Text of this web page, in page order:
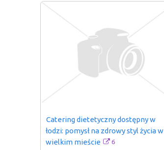
Catering dietetyczny dostępny w
łodzi: pomysł na zdrowy styl życia w
wielkim mieście
6